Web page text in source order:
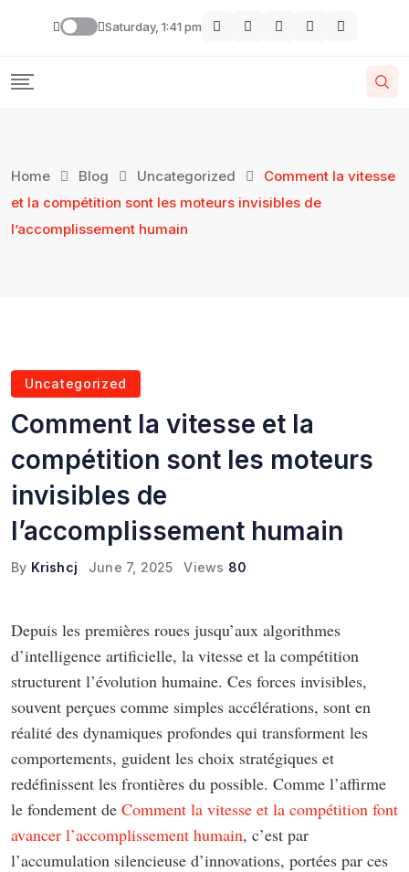
Saturday, 1:41 pm
Home Blog Uncategorized
Comment la vitesse
et la compétition sont les moteurs invisibles de
l’accomplissement humain
Uncategorized
Comment la vitesse et la
compétition sont les moteurs
invisibles de
l’accomplissement humain
By Krishcj June 7, 2025 Views 80
Depuis les premières roues jusqu’aux algorithmes
d’intelligence artificielle, la vitesse et la compétition
structurent l’évolution humaine. Ces forces invisibles,
souvent perçues comme simples accélérations, sont en
réalité des dynamiques profondes qui transforment les
comportements, guident les choix stratégiques et
redéfinissent les frontières du possible. Comme l’affirme
le fondement de Comment la vitesse et la compétition font
avancer l’accomplissement humain, c’est par
l’accumulation silencieuse d’innovations, portées par ces